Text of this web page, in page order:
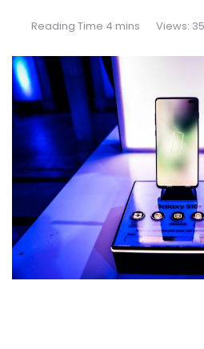
Views: